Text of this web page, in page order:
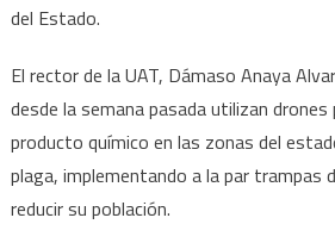
del Estado.
El rector de la UAT, Dámaso Anaya
desde la semana pasada utilizan drones
producto químico en las zonas del
plaga, implementando a la par trampas
reducir su población.